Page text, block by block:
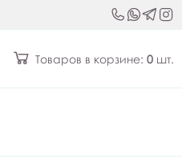
Товаров в корзине: 0 шт.